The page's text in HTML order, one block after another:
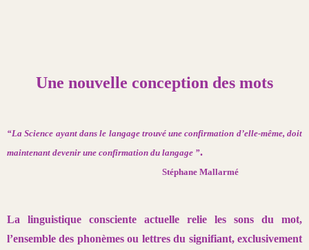
Une nouvelle conception des mots
“La Science ayant dans le langage trouvé une confirmation d’elle-même, doit
maintenant devenir une confirmation du langage ”.
Stéphane Mallarmé
La linguistique consciente actuelle relie les sons du mot,
l’ensembledes phonèmes ou lettres du signifiant, exclusivement